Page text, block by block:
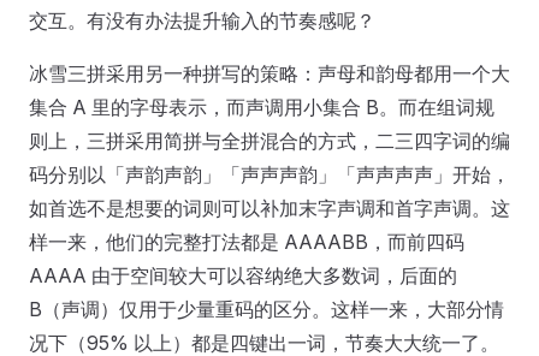
交互。有没有办法提升输入的节奏感呢？
冰雪三拼采用另一种拼写的策略：声母和韵母都用一个大
集合 A 里的字母表示，而声调用小集合 B。而在组词规
则上，三拼采用简拼与全拼混合的方式，二三四字词的编
码分别以「声韵声韵」「声声声韵」「声声声声」开始，
如首选不是想要的词则可以补加末字声调和首字声调。这
样一来，他们的完整打法都是 AAAABB，而前四码
AAAA 由于空间较大可以容纳绝大多数词，后面的
B（声调）仅用于少量重码的区分。这样一来，大部分情
况下（95% 以上）都是四键出一词，节奏大大统一了。